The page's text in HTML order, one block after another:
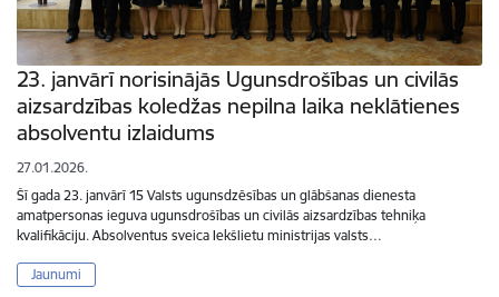
23. janvārī norisinājās Ugunsdrošības un civilās
aizsardzības koledžas nepilna laika neklātienes
absolventu izlaidums
27.01.2026.
Šī gada 23. janvārī 15 Valsts ugunsdzēsības un glābšanas dienesta
amatpersonas ieguva ugunsdrošības un civilās aizsardzības tehniķa
kvalifikāciju. Absolventus sveica Iekšlietu ministrijas valsts…
Jaunumi